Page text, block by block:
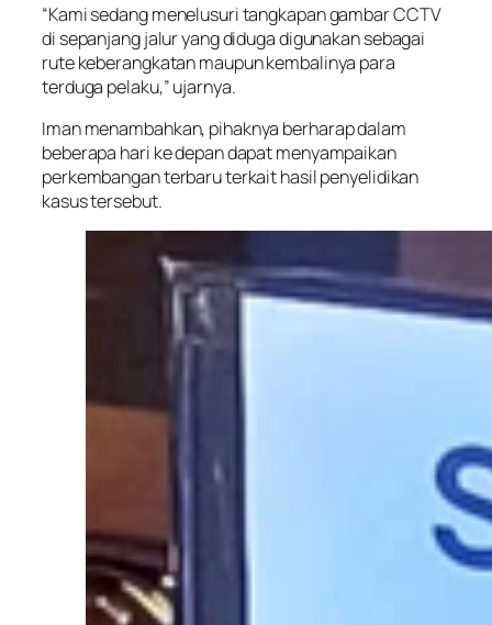
“Kami sedang menelusuri tangkapan gambar CCTV
di sepanjang jalur yang diduga digunakan sebagai
rute keberangkatan maupun kembalinya para
terduga pelaku,” ujarnya.
Iman menambahkan, pihaknya berharap dalam
beberapa hari ke depan dapat menyampaikan
perkembangan terbaru terkait hasil penyelidikan
kasus tersebut.